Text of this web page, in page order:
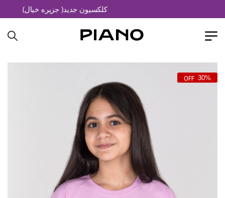
کلکسیون جدید( جزیره خیال)
30%